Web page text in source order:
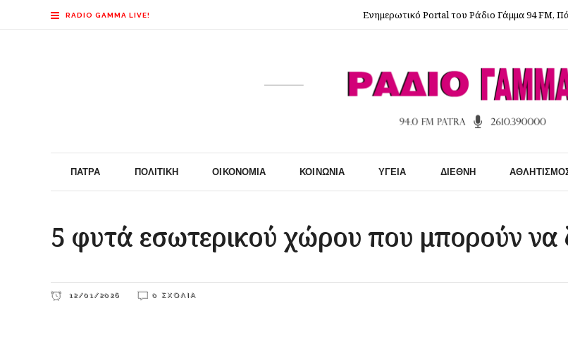
RADIO GAMMA LIVE! Ενημερωτικό Portal του Ράδιο Γάμμα 94 FM,
ΠΆΤΡΑ ΠΟΛΙΤΙΚΉ ΟΙΚΟΝΟΜΊΑ ΚΟΙΝΩΝΊΑ ΥΓΕΊΑ ΔΙΕΘΝΉ
5 φυτά εσωτερικού χώρου που μπορούν να
12/01/2026 0 ΣΧΌΛΙΑ